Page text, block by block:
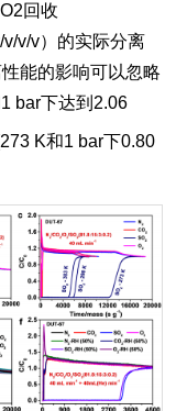
回收
v/v/v）的实际分离
能的影响可以忽略
1 bar下达到 2.06
K和1 bar下0.80